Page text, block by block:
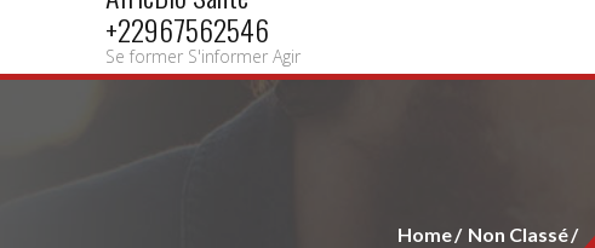
+22967562546
Se former S'informer Agir
Home Non Classé